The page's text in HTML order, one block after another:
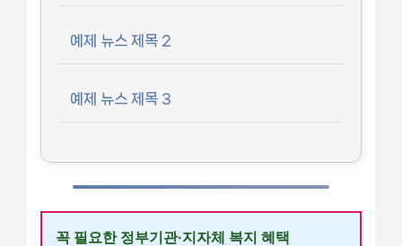
예제 뉴스 제목 2
예제 뉴스 제목 3
꼭 필요한 정부기관·지자체 복지 혜택